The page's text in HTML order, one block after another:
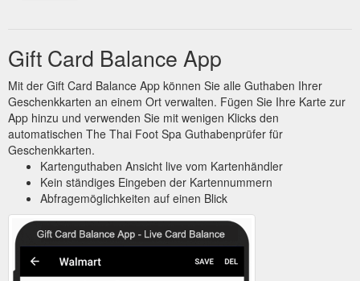
Gift Card Balance App
Mit der Gift Card Balance App können Sie alle Guthaben Ihrer
Geschenkkarten an einem Ort verwalten. Fügen Sie Ihre Karte zur
App hinzu und verwenden Sie mit wenigen Klicks den
automatischen The Thai Foot Spa Guthabenprüfer für
Geschenkkarten.
Kartenguthaben Ansicht live vom Kartenhändler
Kein ständiges Eingeben der Kartennummern
Abfragemöglichkeiten auf einen Blick